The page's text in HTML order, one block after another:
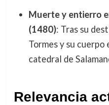
Muerte y entierro
(1480): Tras su
Tormes y su cuerpo
catedral de
Relevancia